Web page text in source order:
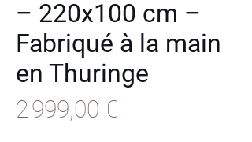
– 220x100 cm –
Fabriqué à la main
en Thuringe
2 999,00 €